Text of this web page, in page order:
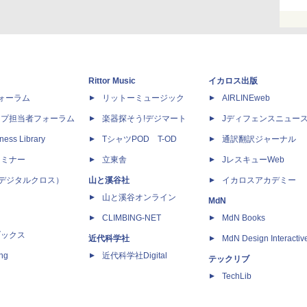
ーラム
担当者フォーラム
Library
ナー
ジタルクロス）
クス
Rittor Music
リットーミュージック
楽器探そう!デジマート
TシャツPOD T-OD
立東舎
山と溪谷社
山と溪谷オンライン
CLIMBING-NET
近代科学社
近代科学社Digital
イカロス出版
AIRLINEweb
Jディフェンスニュー
通訳翻訳ジャーナル
JレスキューWeb
イカロスアカデミー
MdN
MdN Books
MdN Design
テックリブ
TechLib